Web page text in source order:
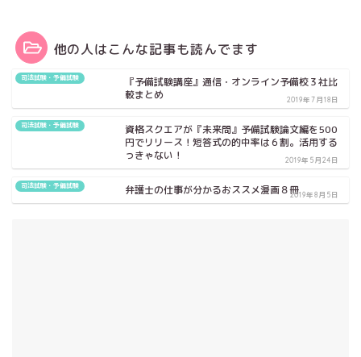
他の人はこんな記事も読んでます
司法試験・予備試験
『予備試験講座』通信・オンライン予備校３社比
較まとめ
2019年7月18日
司法試験・予備試験
資格スクエアが『未来問』予備試験論文編を500
円でリリース！短答式の的中率は６割。活用する
っきゃない！
2019年5月24日
司法試験・予備試験 弁護士の仕事が分かるおススメ漫画８冊2019年8月5日